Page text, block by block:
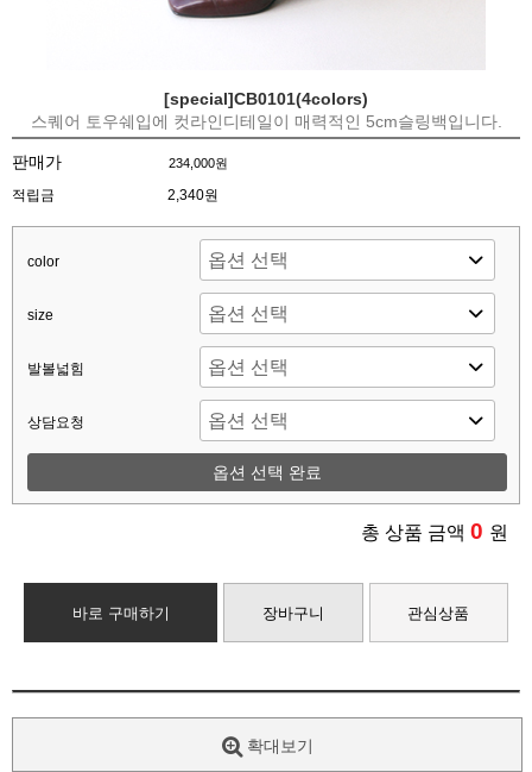
[special]CB0101(4colors)
스퀘어 토우쉐입에 컷라인디테일이 매력적인 5cm슬링백입니다.
판매가 234,000원
적립금 2,340원
color
size
발볼넓힘
상담요청
옵션 선택 완료
총 상품 금액 0 원
바로 구매하기 장바구니 관심상품
확대보기